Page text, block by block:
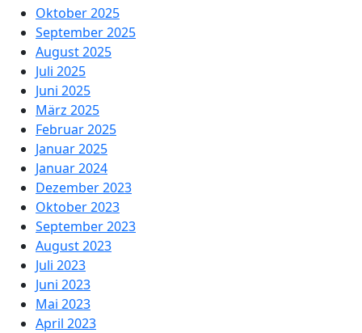
Oktober 2025
September 2025
August 2025
Juli 2025
Juni 2025
März 2025
Februar 2025
Januar 2025
Januar 2024
Dezember 2023
Oktober 2023
September 2023
August 2023
Juli 2023
Juni 2023
Mai 2023
April 2023